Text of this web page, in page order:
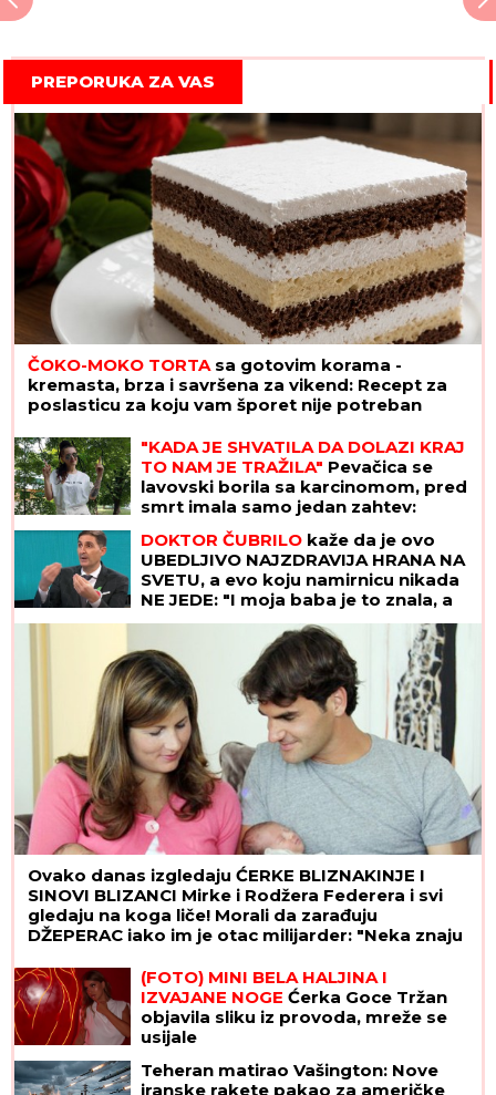
PREPORUKA ZA VAS
ČOKO-MOKO TORTA sa gotovim korama -
kremasta, brza i savršena za vikend: Recept za
poslasticu za koju vam šporet nije potreban
"KADA JE SHVATILA DA DOLAZI KRAJ
TO NAM JE TRAŽILA" Pevačica se
lavovski borila sa karcinomom, pred
smrt imala samo jedan zahtev:
"Trudimo se da joj ispunimo želju"
DOKTOR ČUBRILO kaže da je ovo
UBEDLJIVO NAJZDRAVIJA HRANA NA
SVETU, a evo koju namirnicu nikada
NE JEDE: "I moja baba je to znala, a
možda vam zvuči suludo"
Ovako danas izgledaju ĆERKE BLIZNAKINJE I
SINOVI BLIZANCI Mirke i Rodžera Federera i svi
gledaju na koga liče! Morali da zarađuju
DŽEPERAC iako im je otac milijarder: "Neka znaju
(FOTO) MINI BELA HALJINA I
IZVAJANE NOGE Ćerka Goce Tržan
objavila sliku iz provoda, mreže se
usijale
Teheran matirao Vašington: Nove
iranske rakete pakao za američke